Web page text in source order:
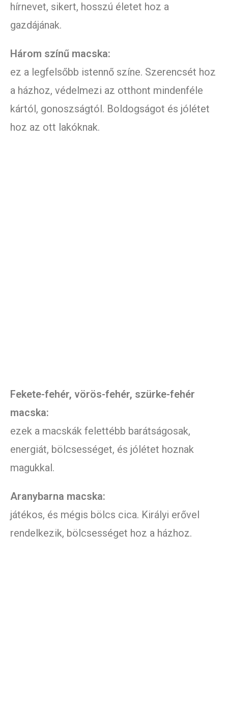
hírnevet, sikert, hosszú életet hoz a
gazdájának.
Három színű macska:
ez a legfelsőbb istennő színe. Szerencsét hoz
a házhoz, védelmezi az otthont mindenféle
kártól, gonoszságtól. Boldogságot és jólétet
hoz az ott lakóknak.
Fekete-fehér, vörös-fehér, szürke-fehér
macska:
ezek a macskák felettébb barátságosak,
energiát, bölcsességet, és jólétet hoznak
magukkal.
Aranybarna macska:
játékos, és mégis bölcs cica. Királyi erővel
rendelkezik, bölcsességet hoz a házhoz.